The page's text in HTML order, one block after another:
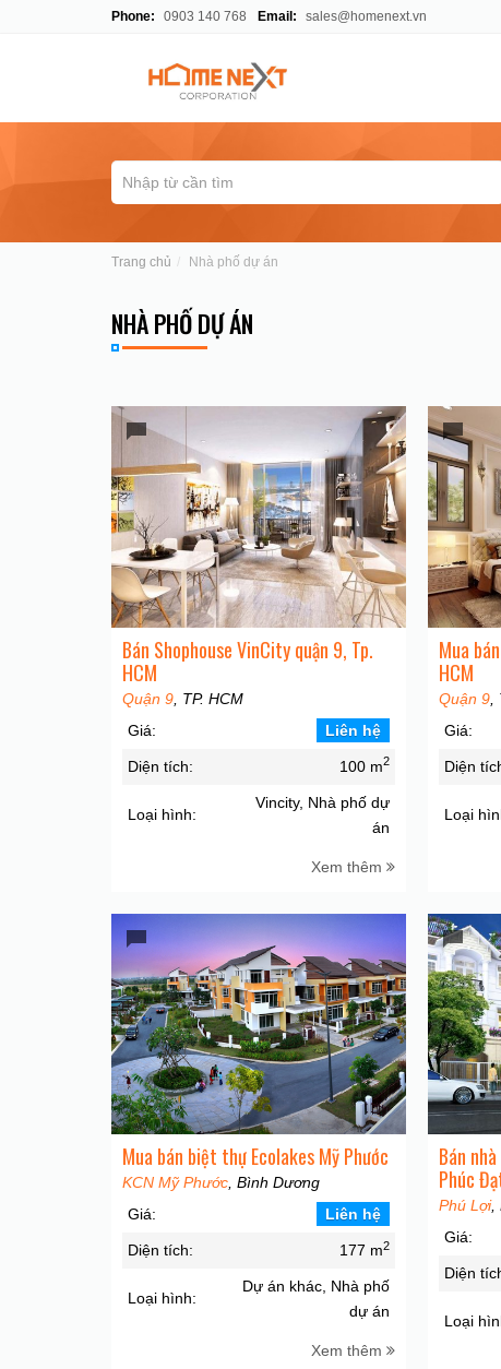
Phone: 0903 140 768 Email: sales@homenext.vn
Trang chủ Nhà phố dự án
NHÀ PHỐ DỰ ÁN
Bán Shophouse VinCity quận 9, Tp.
HCM
Quận 9 , TP. HCM
Giá:
Liên hệ
Diện tích: 100 m2
Loại hình:
Vincity, Nhà phố dự
án
Xem thêm
Mua
HCM
Quận 9
Giá:
Diện
Loại
Mua bán biệt thự Ecolakes Mỹ Phước
KCN Mỹ Phước , Bình Dương
Giá:
Liên hệ
Diện tích: 177 m2
Loại hình:
Dự án khác, Nhà phố
dự án
Xem thêm
Bán
Phúc
Phú Lợi,
Giá:
Diện
Loại